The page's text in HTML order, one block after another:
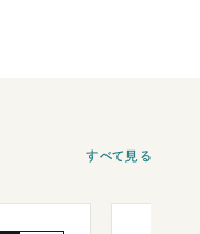
すべて見る